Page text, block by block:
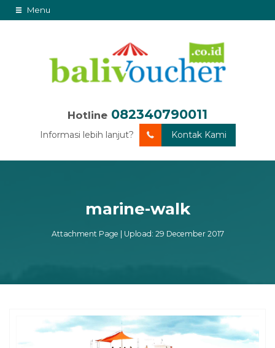
Menu
Hotline 082340790011
Informasi lebih lanjut? Kontak Kami
marine-walk
Attachment Page | Upload: 29 December 2017